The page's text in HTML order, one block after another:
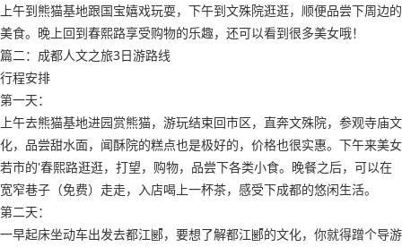
上午到熊猫基地跟国宝嬉戏玩耍，下午到文殊院逛逛，顺便品尝下周边的
美食。晚上回到春熙路享受购物的乐趣，还可以看到很多美女哦！
篇二：成都人文之旅3日游路线
行程安排
第一天：
上午去熊猫基地进园赏熊猫，游玩结束回市区，直奔文殊院，参观寺庙文
化，品尝甜水面，闻酥院的糕点也是极好的，价格也很实惠。下午来美女
若市的'春熙路逛逛，打望，购物，品尝下各类小食。晚餐之后，可以在
宽窄巷子（免费）走走，入店喝上一杯茶，感受下成都的悠闲生活。
第二天：
一早起床坐动车出发去都江郾，要想了解都江郾的文化，你就得蹭个导游